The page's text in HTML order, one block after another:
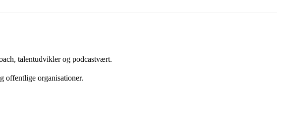
talentudvikler og podcastvært.
offentlige organisationer.